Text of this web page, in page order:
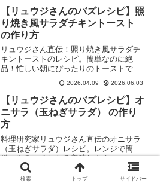
【リュウジさんのバズレシピ】照
り焼き風サラダチキントースト
の作り方
リュウジさん直伝！照り焼き風サラダチ
キントーストのレシピ。簡単なのに絶
品！忙しい朝にぴったりのトーストで
2026.04.09 2026.06.03
【リュウジさんのバズレシピ】オ
ニサラ（玉ねぎサラダ） の作り
方
料理研究家リュウジさん直伝のオニサラ
（玉ねぎサラダ）レシピ。レンジで簡
単、やみつきになる美味しさ！
2026.04.11 2026.06.03
検索 トップ サイドバー